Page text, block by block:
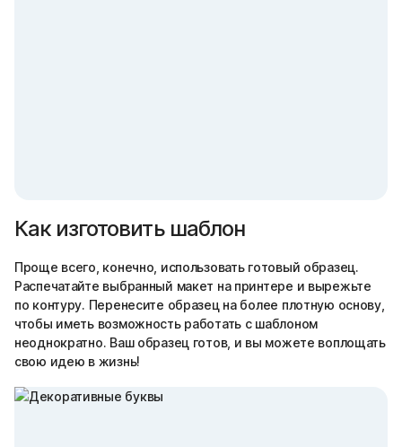
Как изготовить шаблон
Проще всего, конечно, использовать готовый образец.
Распечатайте выбранный макет на принтере и вырежьте
по контуру. Перенесите образец на более плотную основу,
чтобы иметь возможность работать с шаблоном
неоднократно. Ваш образец готов, и вы можете воплощать
свою идею в жизнь!